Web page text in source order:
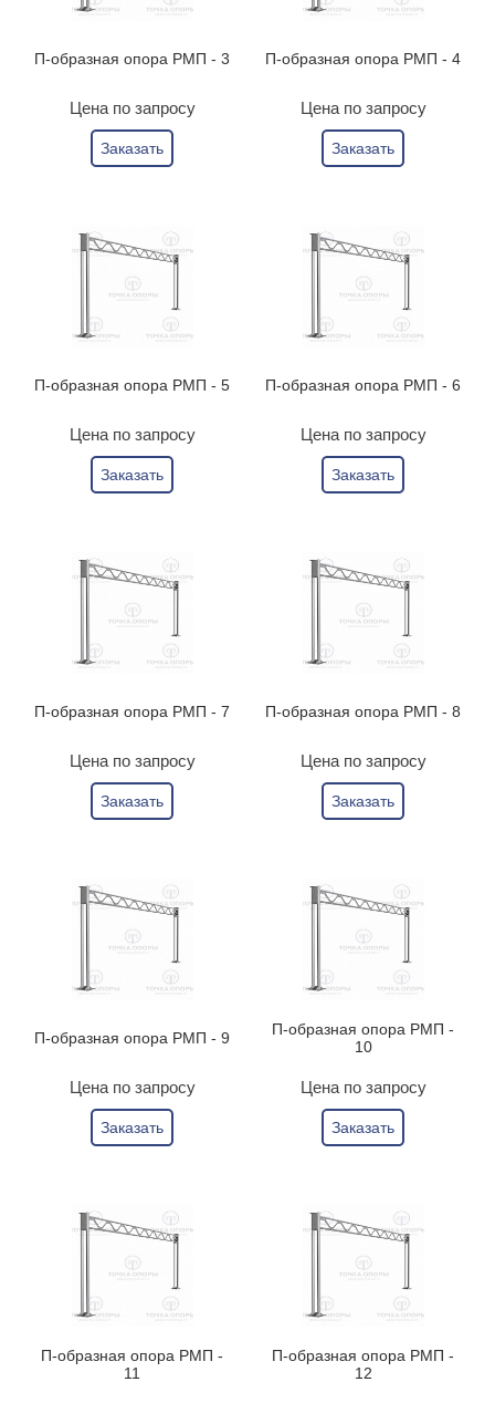
П-образная опора РМП - 3
Цена по запросу
Заказать
П-образная опора РМП - 4
Цена по запросу
Заказать
П-образная опора РМП - 5
Цена по запросу
Заказать
П-образная опора РМП - 6
Цена по запросу
Заказать
П-образная опора РМП - 7
Цена по запросу
Заказать
П-образная опора РМП - 8
Цена по запросу
Заказать
П-образная опора РМП - 9
Цена по запросу
Заказать
П-образная опора РМП -
10
Цена по запросу
Заказать
П-образная опора РМП -
11
П-образная опора РМП -
12